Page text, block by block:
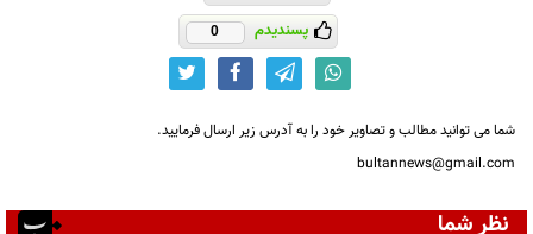
پسندیدم 0
شما می توانید مطالب و تصاویر خود را به آدرس زیر ارسال فرمایید.
bultannews@gmail.com
نظر شما